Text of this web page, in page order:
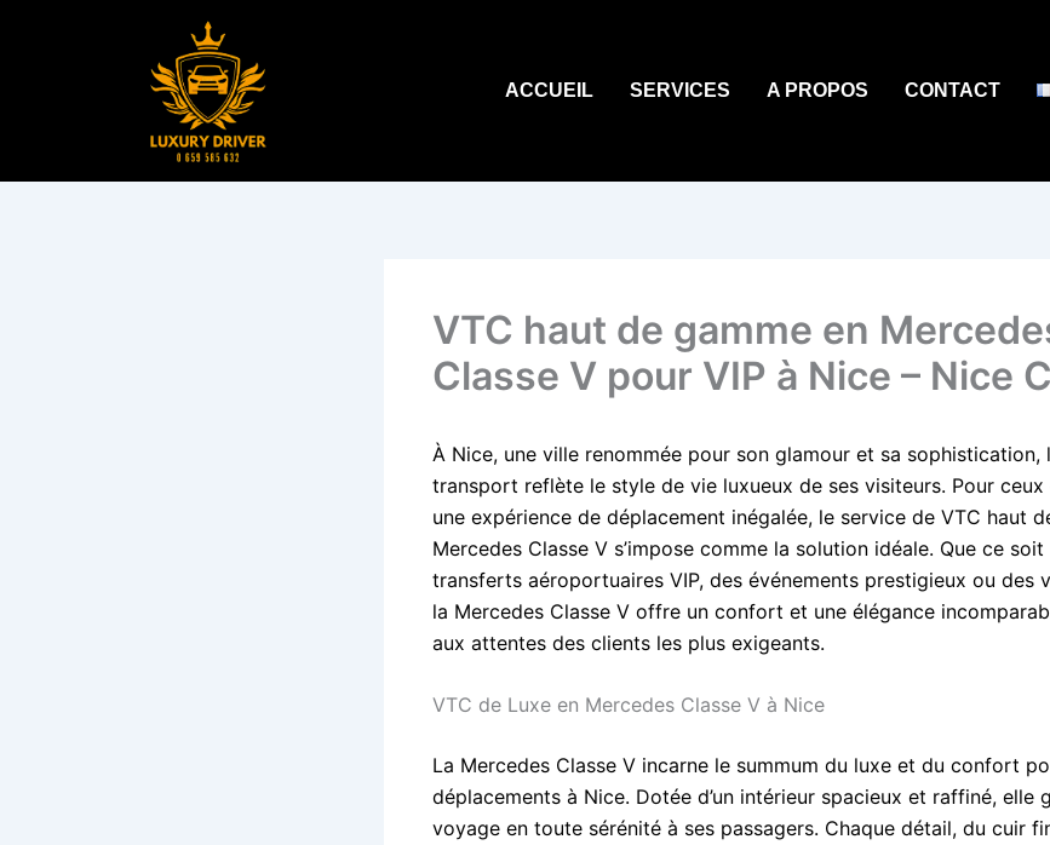
ACCUEIL SERVICES A PROPOS CONTACT
VTC haut de gamme en
Classe V pour VIP à Nice – Nice
À Nice, une ville renommée pour son glamour et sa sophistication,
transport reflète le style de vie luxueux de ses visiteurs. Pour ceux
une expérience de déplacement inégalée, le service de VTC haut
Mercedes Classe V s’impose comme la solution idéale. Que ce
transferts aéroportuaires VIP, des événements prestigieux ou des
la Mercedes Classe V offre un confort et une élégance
aux attentes des clients les plus exigeants.
VTC de Luxe en Mercedes Classe V à Nice
La Mercedes Classe V incarne le summum du luxe et du confort
déplacements à Nice. Dotée d’un intérieur spacieux et raffiné, elle
voyage en toute sérénité à ses passagers. Chaque détail, du cuir